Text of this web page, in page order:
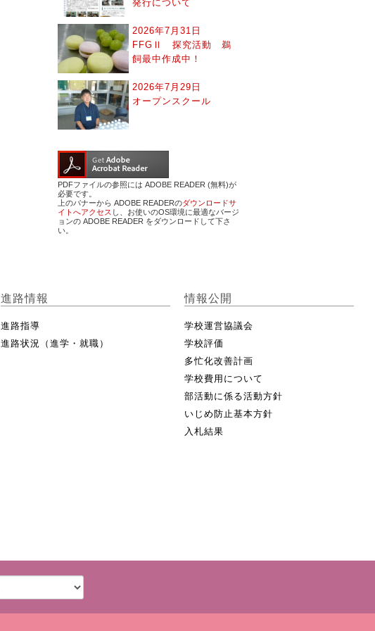
発行について
2026年7月31日
FFGⅡ 探究活動 鵜
飼最中作成中！
2026年7月29日
オープンスクール
PDFファイルの参照には ADOBE READER (無料)が
必要です。
上のバナーから ADOBE READERのダウンロードサ
イトへアクセス し、お使いのOS環境に最適なバージ
ョンの ADOBE READER をダウンロードして下さ
い。
進路情報
進路指導
進路状況（進学・就職）
情報公開
学校運営協議会
学校評価
多忙化改善計画
学校費用について
部活動に係る活動方針
いじめ防止基本方針
入札結果